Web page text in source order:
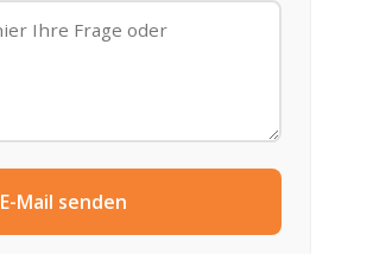
E-Mail senden